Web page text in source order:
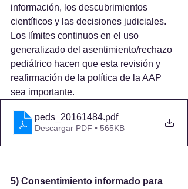
información, los descubrimientos
científicos y las decisiones judiciales.
Los límites continuos en el uso
generalizado del asentimiento/rechazo
pediátrico hacen que esta revisión y
reafirmación de la política de la AAP
sea importante.
peds_20161484.pdf
Descargar PDF • 565KB
5) Consentimiento informado para